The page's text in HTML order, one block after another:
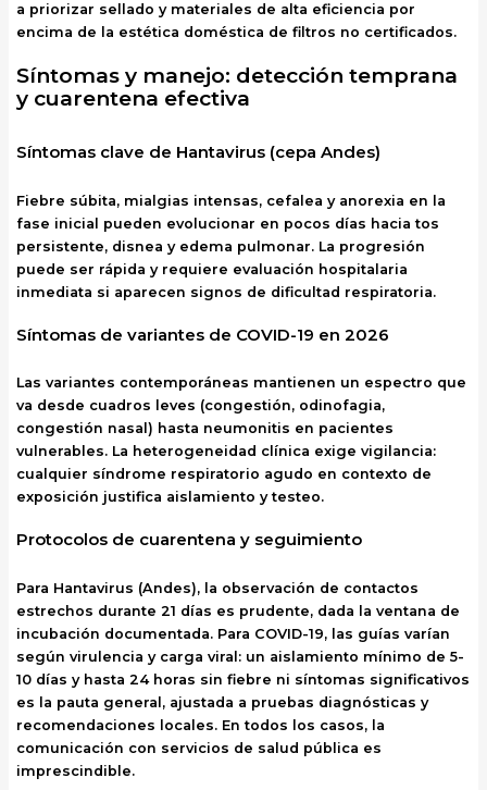
a priorizar sellado y materiales de alta eficiencia por
encima de la estética doméstica de filtros no certificados.
Síntomas y manejo: detección temprana
y cuarentena efectiva
Síntomas clave de Hantavirus (cepa Andes)
Fiebre súbita, mialgias intensas, cefalea y anorexia en la
fase inicial pueden evolucionar en pocos días hacia tos
persistente, disnea y edema pulmonar. La progresión
puede ser rápida y requiere evaluación hospitalaria
inmediata si aparecen signos de dificultad respiratoria.
Síntomas de variantes de COVID-19 en 2026
Las variantes contemporáneas mantienen un espectro que
va desde cuadros leves (congestión, odinofagia,
congestión nasal) hasta neumonitis en pacientes
vulnerables. La heterogeneidad clínica exige vigilancia:
cualquier síndrome respiratorio agudo en contexto de
exposición justifica aislamiento y testeo.
Protocolos de cuarentena y seguimiento
Para Hantavirus (Andes), la observación de contactos
estrechos durante 21 días es prudente, dada la ventana de
incubación documentada. Para COVID-19, las guías varían
según virulencia y carga viral: un aislamiento mínimo de 5-
10 días y hasta 24 horas sin fiebre ni síntomas significativos
es la pauta general, ajustada a pruebas diagnósticas y
recomendaciones locales. En todos los casos, la
comunicación con servicios de salud pública es
imprescindible.